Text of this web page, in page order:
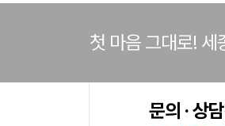
첫 마음 그대로!
문의 · 상